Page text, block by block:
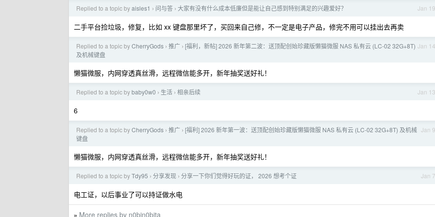
Jan 19
Replied to a topic byaisles1 › 问与答 › 大家有没有什么成本低廉但是能让自己感到特别满足的兴趣爱好？
二手平台捡垃圾，修复，比如 xx 键盘那里坏了，买回来自己修，不一定是电子产品，修完不用可以挂出去再卖
Jan 14
Replied to a topic byCherryGods › 推广 › [福利，新帖] 2026 新年第二波：送顶配创始珍藏版懒猫微服 NAS 私有云 (LC-02 32G+8T)
及机械键盘
懒猫微服，内网穿透真丝滑，远程微信能多开，新年抽奖送好礼！
Jan 13
Replied to a topic bybaby0w0 › 生活 › 相亲后续
6
Jan 9
Replied to a topic byCherryGods › 推广 › [福利] 2026 新年第一波：送顶配创始珍藏版懒猫微服 NAS 私有云 (LC-02 32G+8T) 及机械
键盘
懒猫微服，内网穿透真丝滑，远程微信能多开，新年抽奖送好礼！
Jan 7
Replied to a topic byTdy95 › 分享发现 › 分享一下你们觉得好玩的证， 2026 想考个证
电工证，以后事业了可以持证做水电
» More replies by n0bin0bita